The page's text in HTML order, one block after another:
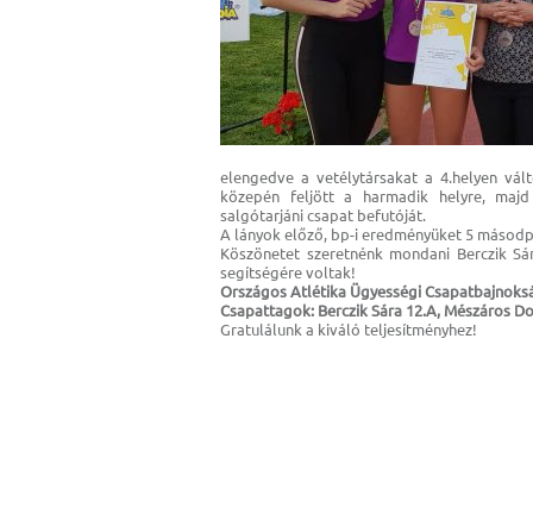
elengedve a vetélytársakat a 4.helyen
közepén feljött a harmadik helyre,
salgótarjáni csapat befutóját.
A lányok előző, bp-i eredményüket 5
Köszönetet szeretnénk mondani Berczik
segítségére voltak!
Országos Atlétika Ügyességi
Csapattagok: Berczik Sára 12.A, Mészáros
Gratulálunk a kiváló teljesítményhez!